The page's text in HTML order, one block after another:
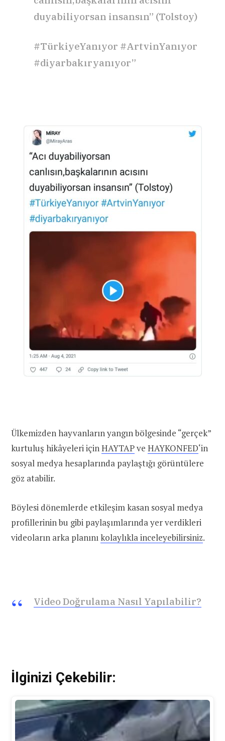
duyabiliyorsan insansın” (Tolstoy)
#TürkiyeYanıyor #ArtvinYanıyor
#diyarbakıryanıyor”
Ülkemizden hayvanların yangın bölgesinde “gerçek”
kurtuluş hikâyeleri içinHAYTAPve HAYKONFED‘in
sosyal medya hesaplarında paylaştığı görüntülere
göz atabilir.
Böylesi dönemlerde etkileşim kasan sosyal medya
profillerinin bu gibi paylaşımlarında yer verdikleri
videoların arka planınıkolaylıkla inceleyebilirsiniz.
Video Doğrulama Nasıl Yapılabilir?
İlginizi Çekebilir: